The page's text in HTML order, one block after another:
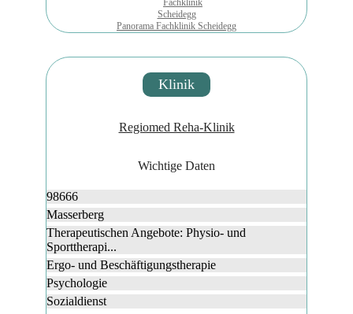
Panorama Fachklinik Scheidegg
Klinik
Regiomed Reha-Klinik
Wichtige Daten
98666
Masserberg
Therapeutischen Angebote: Physio- und
Sporttherapi...
Ergo- und Beschäftigungstherapie
Psychologie
Sozialdienst